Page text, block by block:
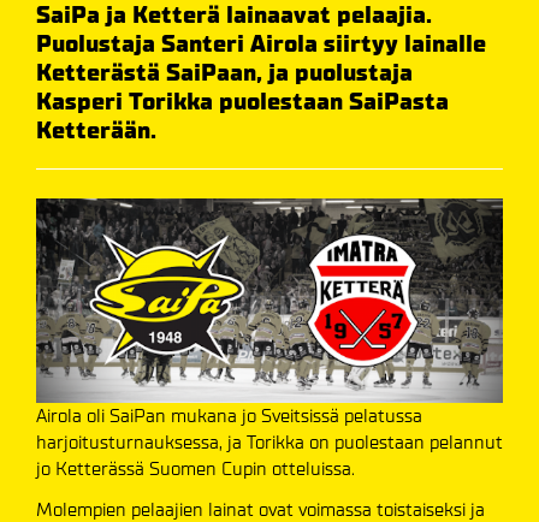
SaiPa ja Ketterä lainaavat pelaajia.
Puolustaja Santeri Airola siirtyy lainalle
Ketterästä SaiPaan, ja puolustaja
Kasperi Torikka puolestaan SaiPasta
Ketterään.
Airola oli SaiPan mukana jo Sveitsissä pelatussa
harjoitusturnauksessa, ja Torikka on puolestaan pelannut
jo Ketterässä Suomen Cupin otteluissa.
Molempien pelaajien lainat ovat voimassa toistaiseksi ja